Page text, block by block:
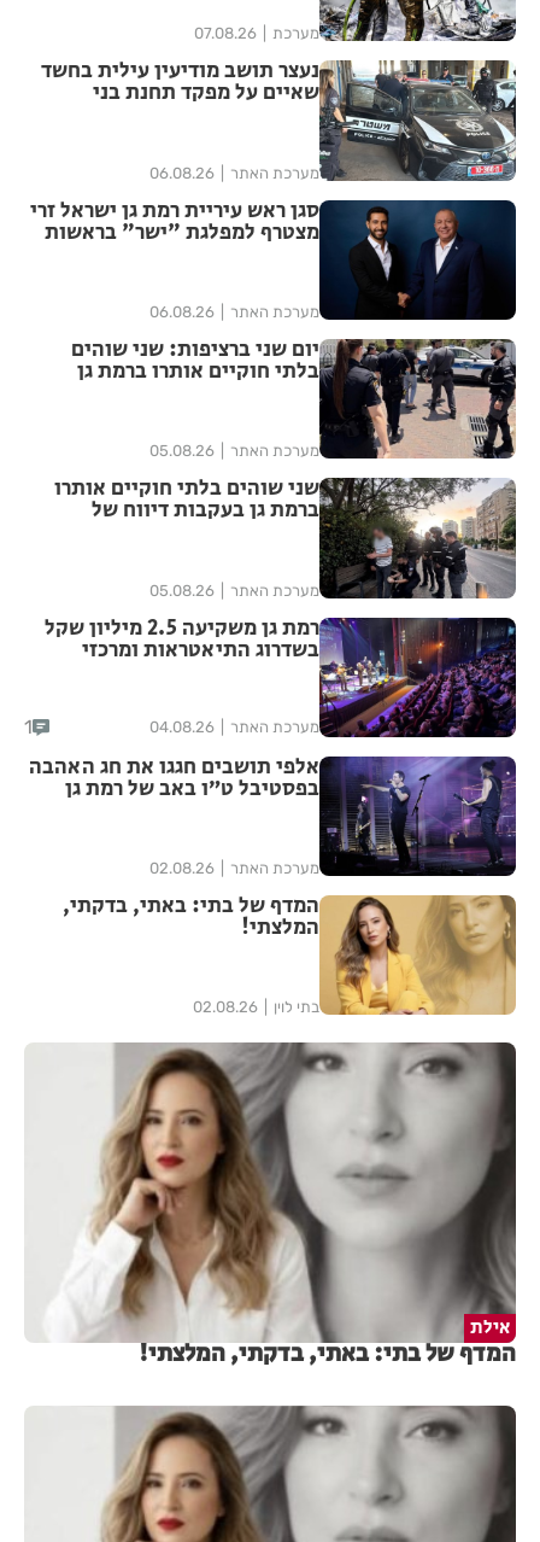
מערכת 07.08.26
נעצר תושב מודיעין עילית בחשד
שאיים על מפקד תחנת בני
מערכת האתר 06.08.26
סגן ראש עיריית רמת גן ישראל זרי
מצטרף למפלגת "ישר" בראשות
מערכת האתר 06.08.26
יום שני ברציפות: שני שוהים
בלתי חוקיים אותרו ברמת גן
מערכת האתר 05.08.26
שני שוהים בלתי חוקיים אותרו
ברמת גן בעקבות דיווח של
מערכת האתר 05.08.26
רמת גן משקיעה 2.5 מיליון שקל
בשדרוג התיאטראות ומרכזי
מערכת האתר 04.08.26
1
אלפי תושבים חגגו את חג האהבה
בפסטיבל ט״ו באב של רמת גן
מערכת האתר 02.08.26
המדף של בתי: באתי, בדקתי,
המלצתי!
בתי לוין 02.08.26
אילת
המדף של בתי: באתי, בדקתי, המלצתי!